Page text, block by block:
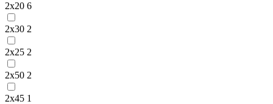
2х20 6
2х30 2
2х25 2
2х50 2
2х45 1